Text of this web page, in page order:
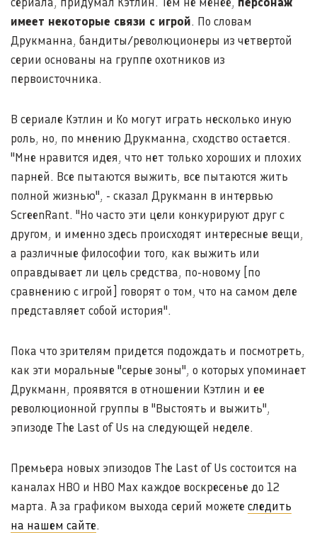
имеет некоторые связи с игрой. По словам
Друкманна, бандиты/революционеры из четвертой
серии основаны на группе охотников из
первоисточника.
В сериале Кэтлин и Ко могут играть несколько иную
роль, но, по мнению Друкманна, сходство остается.
"Мне нравится идея, что нет только хороших и плохих
парней. Все пытаются выжить, все пытаются жить
полной жизнью", - сказал Друкманн в интервью
ScreenRant. "Но часто эти цели конкурируют друг с
другом, и именно здесь происходят интересные вещи,
а различные философии того, как выжить или
оправдывает ли цель средства, по-новому [по
сравнению с игрой] говорят о том, что на самом деле
представляет собой история".
Пока что зрителям придется подождать и посмотреть,
как эти моральные "серые зоны", о которых упоминает
Друкманн, проявятся в отношении Кэтлин и ее
революционной группы в "Выстоять и выжить",
эпизоде The Last of Us на следующей неделе.
Премьера новых эпизодов The Last of Us состоится на
каналах HBO и HBO Max каждое воскресенье до 12
марта. А за графиком выхода серий можете следить
на нашем сайте.